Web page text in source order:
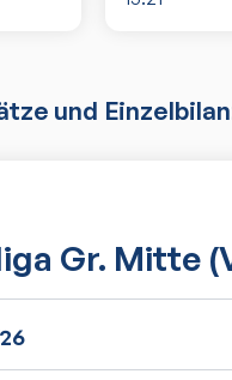
und
Gr. Mitte